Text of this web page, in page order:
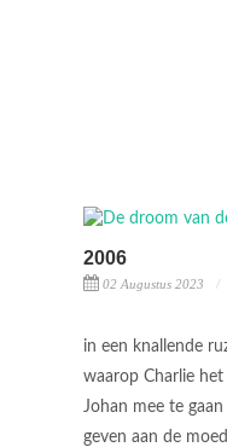
2006
02 Augustus 2023
in een knallende
waarop Charlie het
Johan mee te
geven aan de